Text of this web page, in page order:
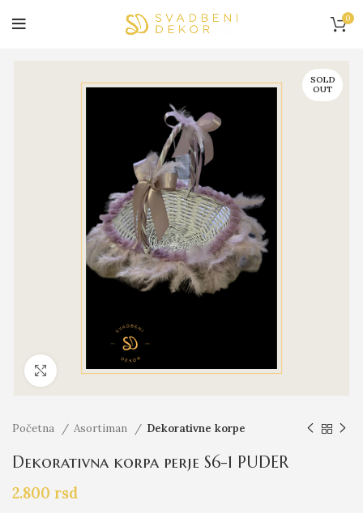
0
SOLD
OUT
Click to enlarge
Početna Asortiman Dekorativne korpe
Dekorativna korpa perje S6-1 PUDER
2.800 rsd